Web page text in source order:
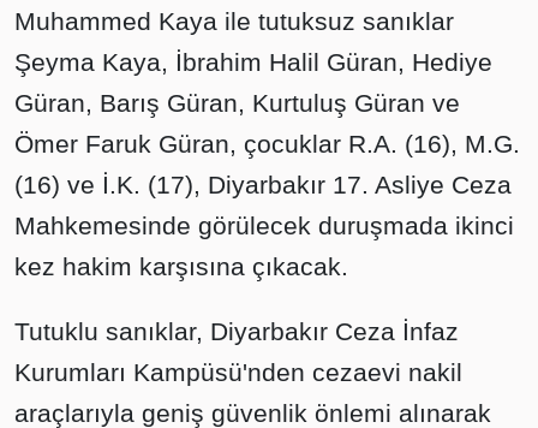
Muhammed Kaya ile tutuksuz sanıklar
Şeyma Kaya, İbrahim Halil Güran, Hediye
Güran, Barış Güran, Kurtuluş Güran ve
Ömer Faruk Güran, çocuklar R.A. (16), M.G.
(16) ve İ.K. (17), Diyarbakır 17. Asliye Ceza
Mahkemesinde görülecek duruşmada ikinci
kez hakim karşısına çıkacak.
Tutuklu sanıklar, Diyarbakır Ceza İnfaz
Kurumları Kampüsü'nden cezaevi nakil
araçlarıyla geniş güvenlik önlemi alınarak